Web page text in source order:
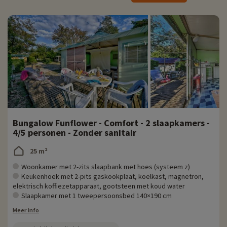
Bungalow Funflower - Comfort - 2 slaapkamers -
4/5 personen - Zonder sanitair
25 m²
Woonkamer met 2-zits slaapbank met hoes (systeem z)
Keukenhoek met 2-pits gaskookplaat, koelkast, magnetron,
elektrisch koffiezetapparaat, gootsteen met koud water
Slaapkamer met 1 tweepersoonsbed 140×190 cm
Meer info